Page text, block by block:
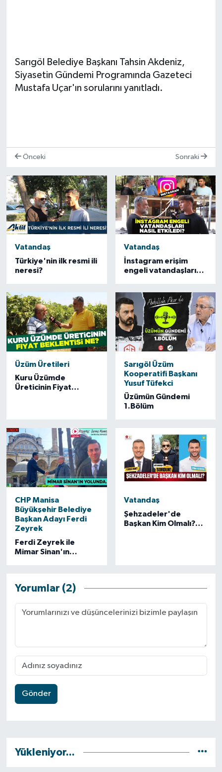
Sarıgöl Belediye Başkanı Tahsin Akdeniz,
Siyasetin Gündemi Programında Gazeteci
Mustafa Uçar'ın sorularını yanıtladı.
Önceki Sonraki
Vatandaş
Türkiye'nin ilk resmi ili
neresi?
Vatandaş
İnstagram erişim
engeli vatandaşları
Üzüm Üretileri
Kuru Üzümde
Üreticinin Fiyat
Sarıgöl Üzüm
Kooperatifi Başkanı
Yusuf Tüfekci
Üzümün Gündemi
1.Bölüm
CHP Manisa
Büyükşehir Belediye
Başkan Adayı Ferdi
Zeyrek
Ferdi Zeyrek ile
Mimar Sinan'ın
Vatandaş
Şehzadeler'de
Başkan Kim Olmalı?
Yorumlar (2)
Gönder
Yükleniyor...